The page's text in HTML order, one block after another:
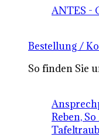
ANTES -
Bestellung /
So finden Sie
Reben,